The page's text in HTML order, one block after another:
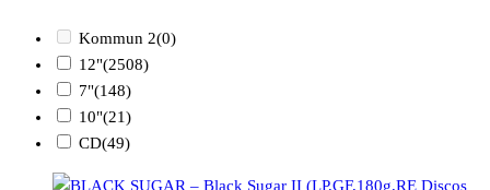
Kommun 2(0)
12"(2508)
7"(148)
10"(21)
CD(49)